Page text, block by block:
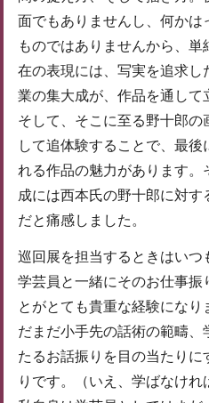
面でもありませんし、何かは
ものではありませんから、
在の表現には、写実を追求
業の集大成が、作品を通して
そして、そこに至る野十郎の
して追体験することで、最
れる作品の魅力があります
成には西本氏の野十郎に対
だと痛感しました。
巡回展を担当するときはい
学芸員と一緒にそのお仕事振
とがとても貴重な経験になり
だまだ小手先の話術の範疇、
たるお話振りを目の当たり
りです。（いえ、学ばなけれ